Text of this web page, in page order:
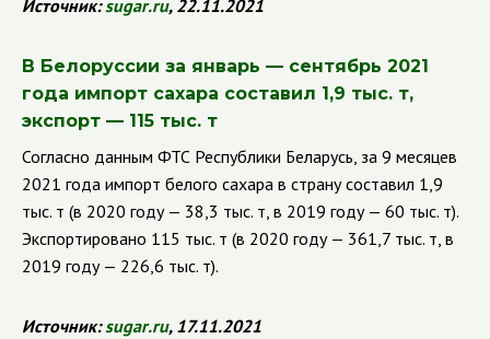
Источник:sugar.ru, 22.11.2021
В Белоруссии за январь — сентябрь 2021
года импорт сахара составил 1,9 тыс. т,
экспорт — 115 тыс. т
Согласно данным ФТС Республики Беларусь, за 9 месяцев
2021 года импорт белого сахара в страну составил 1,9
тыс. т (в 2020 году — 38,3 тыс. т, в 2019 году — 60 тыс. т).
Экспортировано 115 тыс. т (в 2020 году — 361,7 тыс. т, в
2019 году — 226,6 тыс. т).
Источник:sugar.ru, 17.11.2021